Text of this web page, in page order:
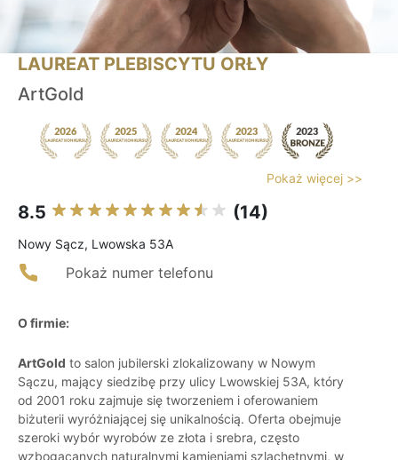
LAUREAT PLEBISCYTU ORŁY
ArtGold
Pokaż więcej >>
8.5 (14)
Nowy Sącz, Lwowska 53A
Pokaż numer telefonu
O firmie:
ArtGold to salon jubilerski zlokalizowany w Nowym
Sączu, mający siedzibę przy ulicy Lwowskiej 53A, który
od 2001 roku zajmuje się tworzeniem i oferowaniem
biżuterii wyróżniającej się unikalnością. Oferta obejmuje
szeroki wybór wyrobów ze złota i srebra, często
wzbogacanych naturalnymi kamieniami szlachetnymi, w